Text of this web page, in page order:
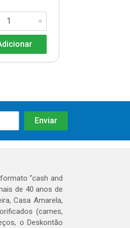
“cash and
de 40 anos de
Casa Amarela,
(carnes,
o Deskontão